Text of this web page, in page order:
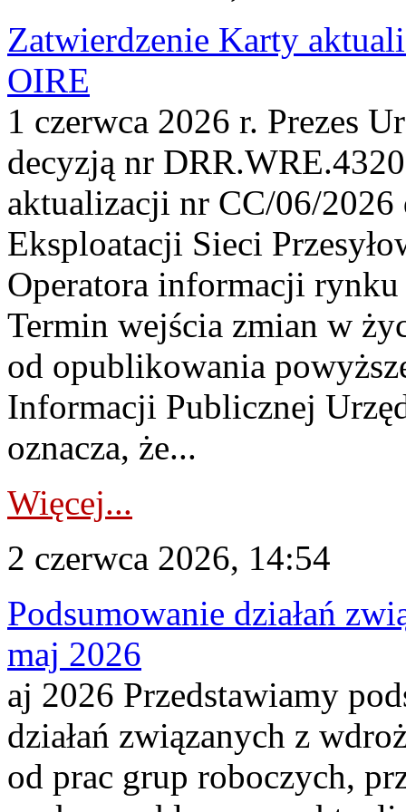
Zatwierdzenie Karty
OIRE
1 czerwca 2026 r. Prezes
decyzją nr
aktualizacji nr CC/06/
Eksploatacji Sieci
Operatora informacji
Termin wejścia zmian w
od opublikowania
Informacji Publicznej
oznacza, że...
Więcej...
2 czerwca 2026, 14:54
Podsumowanie działań
maj 2026
aj 2026 Przedstawiamy
działań związanych z
od prac grup roboczych,